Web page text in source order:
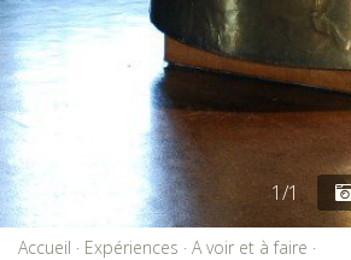
1/1
Accueil · Expériences · A voir et à faire ·